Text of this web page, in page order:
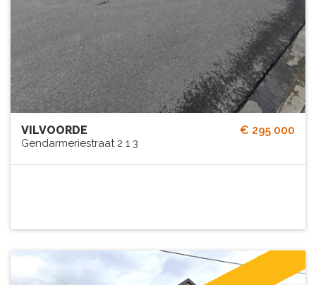
€ 295 000
VILVOORDE
Gendarmeriestraat 2 1 3